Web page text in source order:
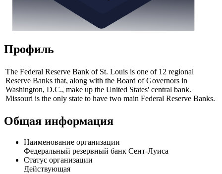
Профиль
The Federal Reserve Bank of St. Louis is one of 12 regional
Reserve Banks that, along with the Board of Governors in
Washington, D.C., make up the United States' central bank.
Общая информация